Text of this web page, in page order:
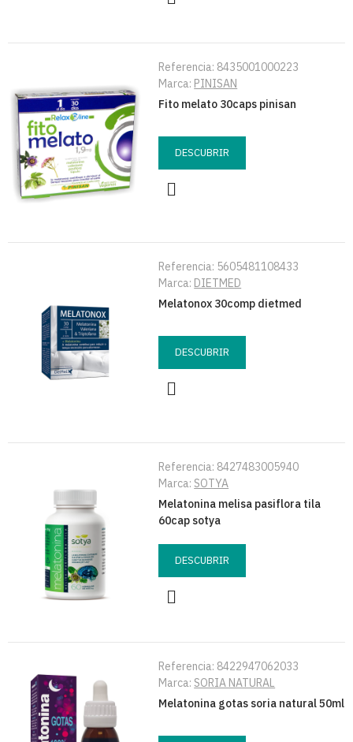
Referencia: 8435001000223
Marca: PINISAN
Fito melato 30caps pinisan
DESCUBRIR
Referencia: 5605481108433
Marca: DIETMED
Melatonox 30comp dietmed
DESCUBRIR
Referencia: 8427483005940
Marca: SOTYA
Melatonina melisa pasiflora tila
60cap sotya
DESCUBRIR
Referencia: 8422947062033
Marca: SORIA NATURAL
Melatonina gotas soria natural 50ml